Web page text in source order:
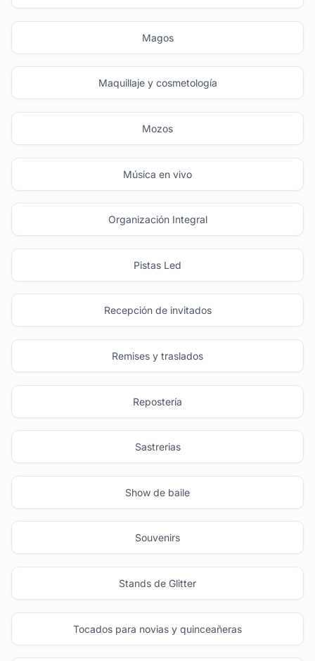
Magos
Maquillaje y cosmetología
Mozos
Música en vivo
Organización Integral
Pistas Led
Recepción de invitados
Remises y traslados
Repostería
Sastrerias
Show de baile
Souvenirs
Stands de Glitter
Tocados para novias y quinceañeras